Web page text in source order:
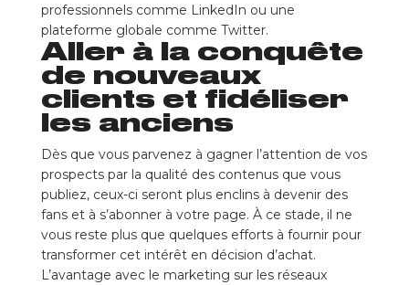
professionnels comme LinkedIn ou une
plateforme globale comme Twitter.
Aller à la conquête
de nouveaux
clients et fidéliser
les anciens
Dès que vous parvenez à gagner l’attention de vos
prospects par la qualité des contenus que vous
publiez, ceux-ci seront plus enclins à devenir des
fans et à s’abonner à votre page. À ce stade, il ne
vous reste plus que quelques efforts à fournir pour
transformer cet intérêt en décision d’achat.
L’avantage avec le marketing sur les réseaux